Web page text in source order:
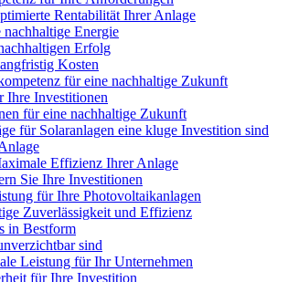
Rentabilität Ihrer Anlage
Energie
Erfolg
Kosten
für eine nachhaltige Zukunft
Ihre Investitionen
für eine nachhaltige Zukunft
für Solaranlagen eine kluge Investition sind
Effizienz Ihrer Anlage
Sie Ihre Investitionen
für Ihre Photovoltaikanlagen
Zuverlässigkeit und Effizienz
in Bestform
sind
Leistung für Ihr Unternehmen
für Ihre Investition